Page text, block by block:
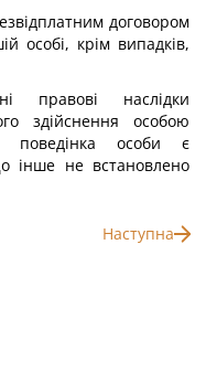
договором
особі, крім випадків,
правові наслідки
здійснення особою
поведінка особи є
інше не встановлено
Наступна